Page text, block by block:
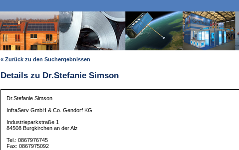
« Zurück zu den Suchergebnissen
Details zu Dr.Stefanie Simson
Dr.Stefanie Simson
InfraServ GmbH & Co. Gendorf KG
Industrieparkstraße 1
84508 Burgkirchen an der Alz
Tel.: 0867976745
Fax: 0867975092